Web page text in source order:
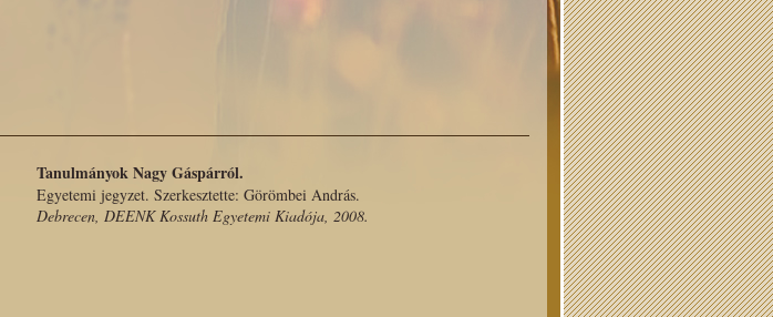
Tanulmányok Nagy Gáspárról.
Egyetemi jegyzet. Szerkesztette: Görömbei András.
Debrecen, DEENK Kossuth Egyetemi Kiadója, 2008.